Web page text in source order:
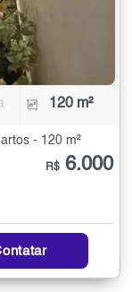
120 m²
- 120 m²
R$ 6.000